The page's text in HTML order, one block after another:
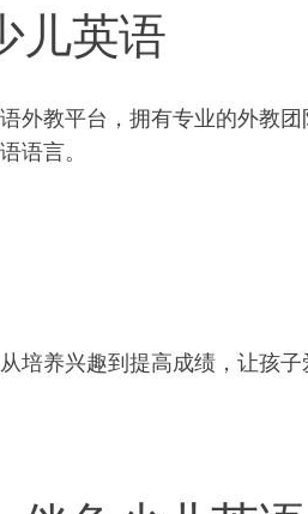
儿英语
外教平台，拥有专业的外教
语言。
培养兴趣到提高成绩，让孩子